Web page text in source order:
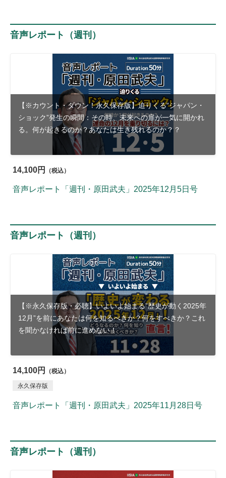
音声レポート（週刊）
【※カウント・ダウン！永久保存版】迫りくる“ジャパン・
ショック”発生の瞬間：その時、未来への扉が一気に開かれ
る。何が起きるのか？あなたは生き残れるのか？？
14,100円 （税込）
音声レポート「週刊・原田武夫」2025年12月5日号
音声レポート（週刊）
【※永久保存版・必聴】いよいよ始まる”歴史が動く2025年
12月”を前にあなたは何を知るべきか？何をすべきか？これ
を聞かなければ前に進めない！
14,100円 （税込）
永久保存版
音声レポート「週刊・原田武夫」2025年11月28日号
音声レポート（週刊）